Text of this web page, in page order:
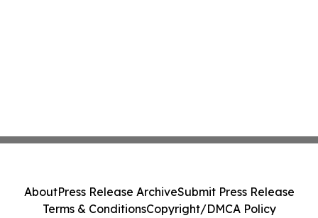
AboutPress Release ArchiveSubmit Press Release
Terms & ConditionsCopyright/DMCA Policy